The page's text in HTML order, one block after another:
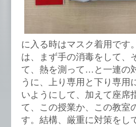
に入る時はマスク着用です
は、まず手の消毒をして、
て、熱を測って…と一連の
うに、上り専用と下り専用
いようにして、加えて座席
て、この授業か、この教室
す。結構、厳重に対策をし